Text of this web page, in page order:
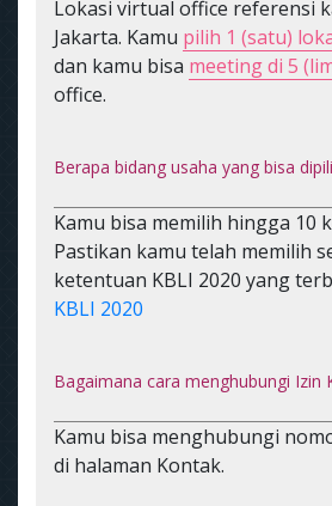
Lokasi virtual office referensi
Jakarta. Kamu pilih 1 (satu)
dan kamu bisa meeting di 5
office.
Berapa bidang usaha yang bisa
Kamu bisa memilih hingga 10
Pastikan kamu telah memilih
ketentuan KBLI 2020 yang
KBLI 2020
Bagaimana cara menghubungi Izin
Kamu bisa menghubungi
di halaman Kontak.